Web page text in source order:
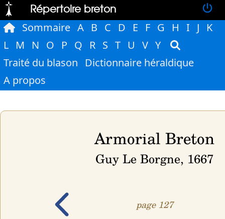
Répertoire breton
Sommaire A B C D E F G H I J
K
L M N O P Q R S T U V Y
Traité du blason
Dictionnaire héraldique
A propos
Armorial Breton
Guy Le Borgne, 1667
page 127